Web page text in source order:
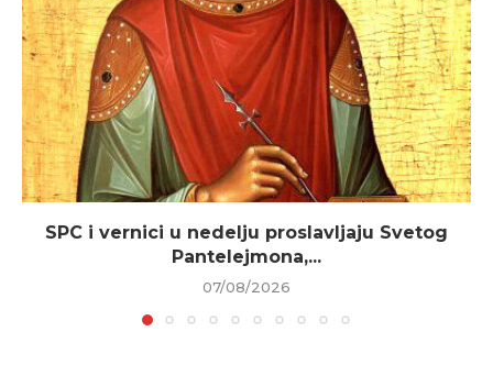
SPC i vernici u nedelju proslavljaju Svetog
Pantelejmona,...
07/08/2026